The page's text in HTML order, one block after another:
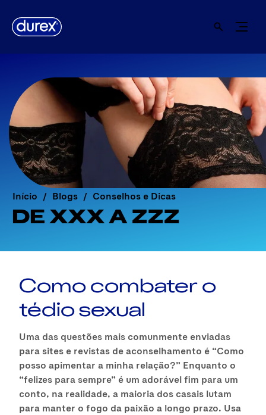
Início Blogs Conselhos e Dicas
DE XXX A ZZZ
Como combater o
tédio sexual
Uma das questões mais comunmente enviadas
para sites e revistas de aconselhamento é “Como
posso apimentar a minha relação?” Enquanto o
“felizes para sempre” é um adorável fim para um
conto, na realidade, a maioria dos casais lutam
para manter o fogo da paixão a longo prazo. Usa